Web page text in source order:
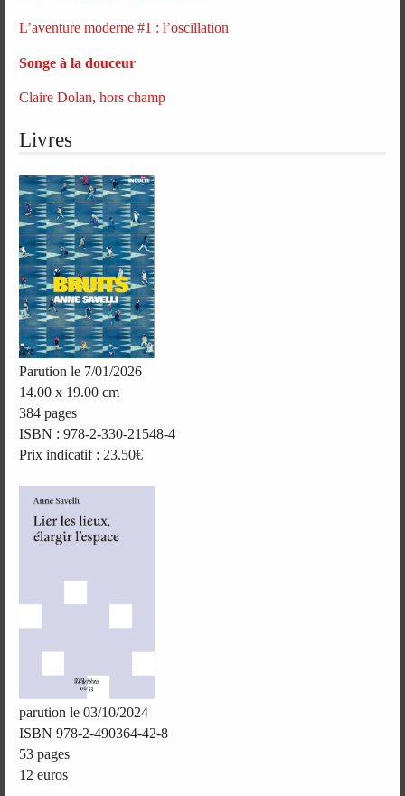
L’aventure moderne #1 : l’oscillation
Songe à la douceur
Claire Dolan, hors champ
Livres
Parution le 7/01/2026
14.00 x 19.00 cm
384 pages
ISBN : 978-2-330-21548-4
Prix indicatif : 23.50€
parution le 03/10/2024
ISBN 978-2-490364-42-8
53 pages
12 euros